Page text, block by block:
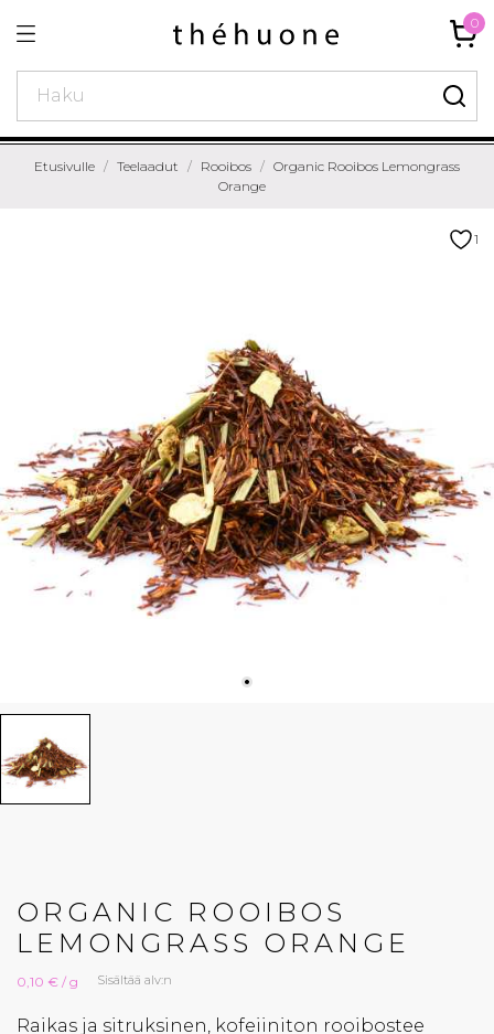
0
Etusivulle Teelaadut Rooibos
Organic Rooibos Lemongrass
Orange
1
ORGANIC ROOIBOS
LEMONGRASS ORANGE
0,10 € / g Sisältää alv:n
Raikas ja sitruksinen, kofeiiniton rooibostee